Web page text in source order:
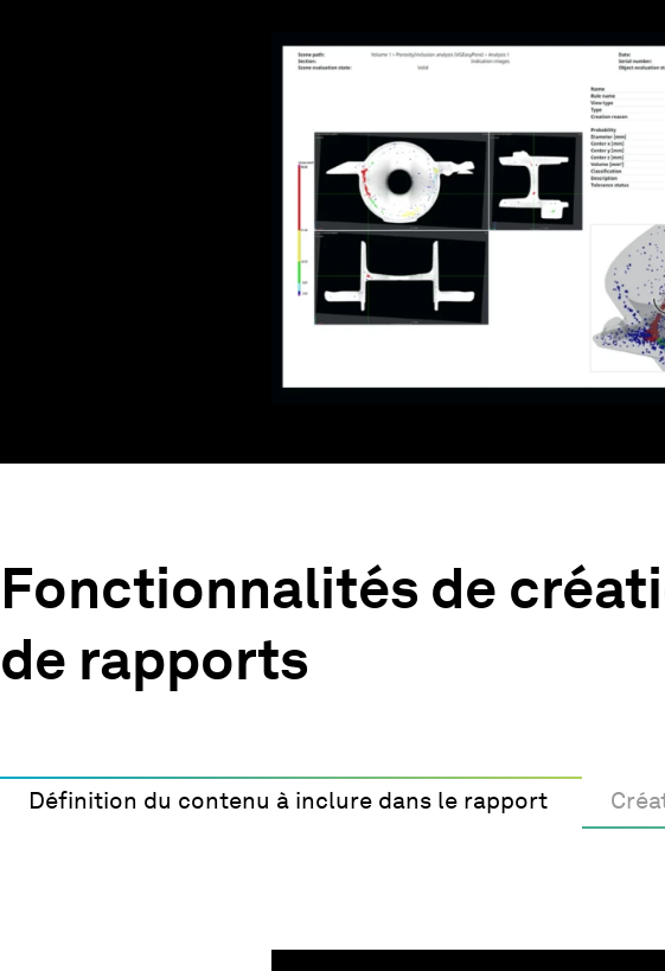
Fonctionnalités de
de rapports
Définition du contenu à inclure dans le rapport